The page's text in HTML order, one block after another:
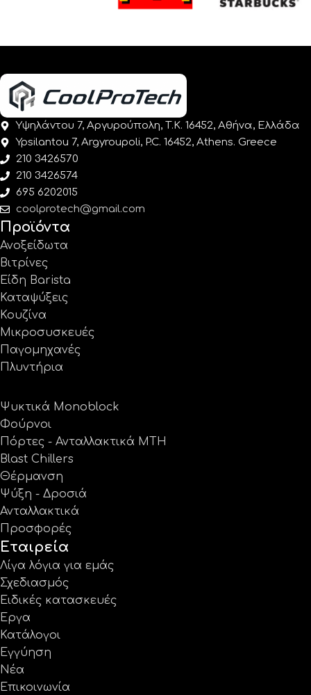
Υψηλάντου 7, Αργυρούπολη, Τ.Κ. 16452, Αθήνα, Ελλάδα
Ypsilantou 7, Argyroupoli, P.C. 16452, Athens. Greece
210 3426570
210 3426574
695 6202015
coolprotech@gmail.com
Προϊόντα
Ανοξείδωτα
Βιτρίνες
Είδη Barista
Καταψύξεις
Κουζίνα
Μικροσυσκευές
Παγομηχανές
Πλυντήρια
Ψυκτικά Monoblock
Φούρνοι
Πόρτες - Ανταλλακτικά MTH
Blast Chillers
Θέρμανση
Ψύξη - Δροσιά
Ανταλλακτικά
Προσφορές
Εταιρεία
Λίγα λόγια για εμάς
Σχεδιασμός
Ειδικές κατασκευές
Έργα
Κατάλογοι
Εγγύηση
Νέα
Επικοινωνία